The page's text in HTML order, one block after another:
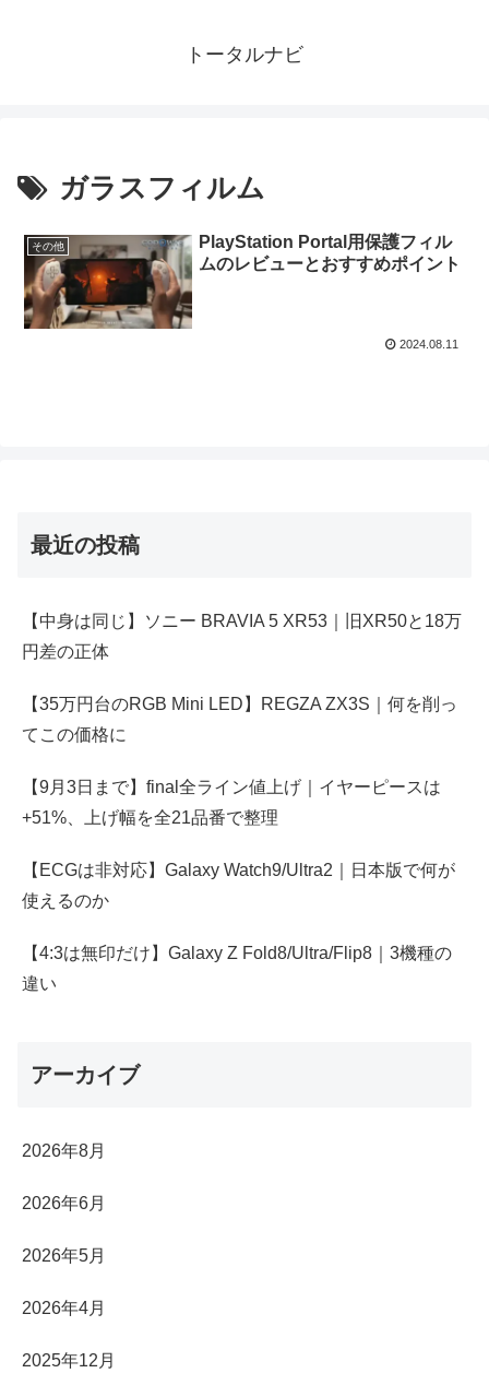
トータルナビ
ガラスフィルム
その他
PlayStation Portal用保護フィル
ムのレビューとおすすめポイント
2024.08.11
最近の投稿
【中身は同じ】ソニー BRAVIA 5 XR53｜旧XR50と18万
円差の正体
【35万円台のRGB Mini LED】REGZA ZX3S｜何を削っ
てこの価格に
【9月3日まで】final全ライン値上げ｜イヤーピースは
+51%、上げ幅を全21品番で整理
【ECGは非対応】Galaxy Watch9/Ultra2｜日本版で何が
使えるのか
【4:3は無印だけ】Galaxy Z Fold8/Ultra/Flip8｜3機種の
違い
アーカイブ
2026年8月
2026年6月
2026年5月
2026年4月
2025年12月